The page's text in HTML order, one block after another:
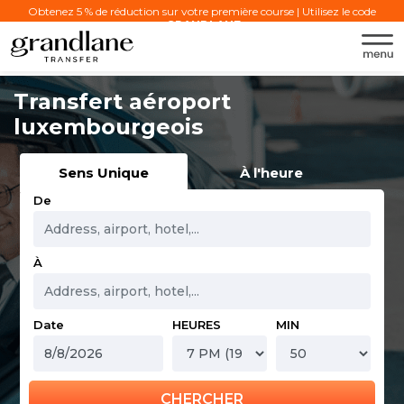
Obtenez 5 % de réduction sur votre première course | Utilisez le code
:GRANDLANE
Transfert aéroport
luxembourgeois
Sens Unique À l'heure
De
À
Date HEURES MIN
CHERCHER